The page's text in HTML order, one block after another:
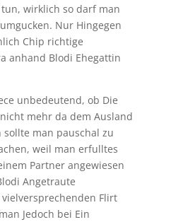
wirklich so darf man
Nur Hingegen
Chip richtige
anhand Blodi Ehegattin
unbedeutend, ob Die
mehr da dem Ausland
sollte man pauschal zu
weil man erfulltes
Partner angewiesen
Angetraute
Flirt
Jedoch bei Ein